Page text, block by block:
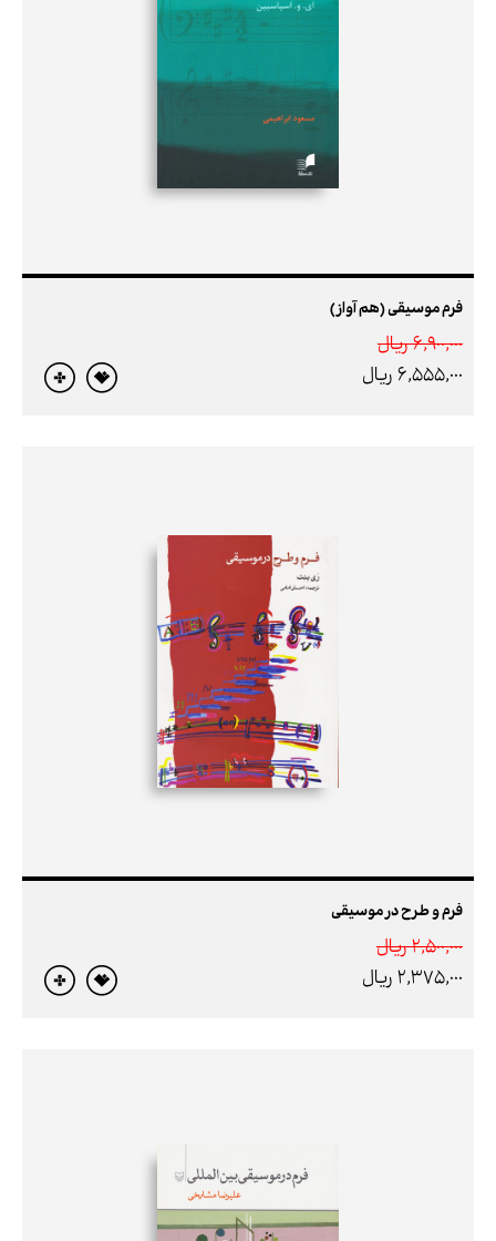
فرم موسیقی (هم آواز)
6,900,000 ريال
6,555,000 ريال
فرم و طرح در موسیقی
2,500,000 ريال
2,375,000 ريال